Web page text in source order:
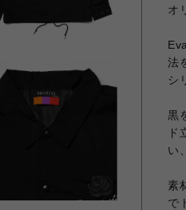
オ
法
シ
黒
ド
い
素
で